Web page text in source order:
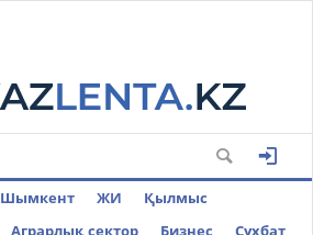
Шымкент ЖИ
Қылмыс
Аграрлық сектор Бизнес
Cұхбат